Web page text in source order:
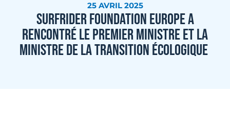
25 AVRIL 2025
SURFRIDER FOUNDATION EUROPE A
RENCONTRÉ LE PREMIER MINISTRE ET LA
MINISTRE DE LA TRANSITION ÉCOLOGIQUE